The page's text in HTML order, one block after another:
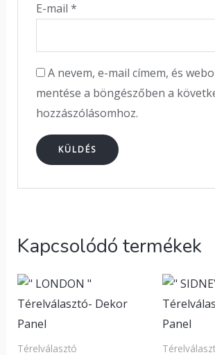
E-mail*
A nevem, e-mail címem, és
mentése a böngészőben a
hozzászólásomhoz.
Kapcsolódó termékek
Térelválasztó